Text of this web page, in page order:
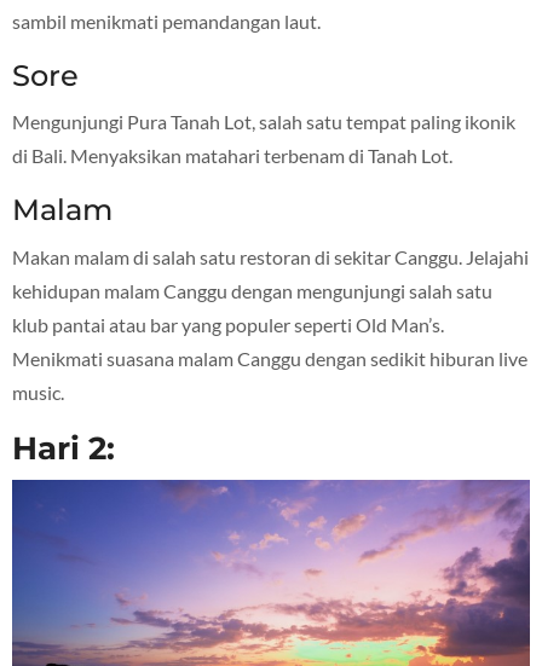
sambil menikmati pemandangan laut.
Sore
Mengunjungi Pura Tanah Lot, salah satu tempat paling ikonik
di Bali. Menyaksikan matahari terbenam di Tanah Lot.
Malam
Makan malam di salah satu restoran di sekitar Canggu. Jelajahi
kehidupan malam Canggu dengan mengunjungi salah satu
klub pantai atau bar yang populer seperti Old Man’s.
Menikmati suasana malam Canggu dengan sedikit hiburan live
music.
Hari 2: